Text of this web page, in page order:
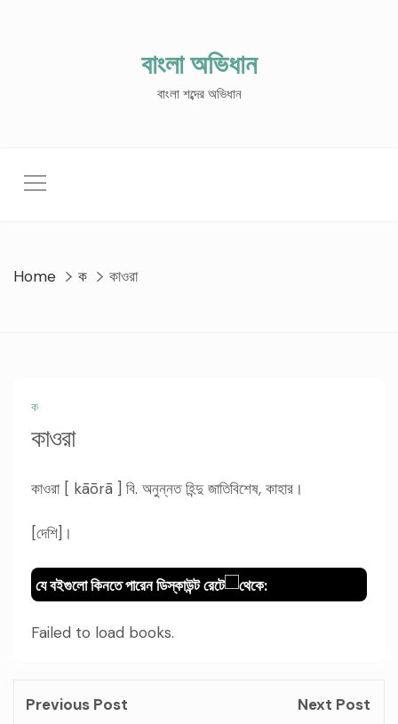
বাংলা অভিধান
বাংলা শব্দের অভিধান
Home ক কাওরা
ক
কাওরা
কাওরা [ kāōrā ] বি. অনুন্নত হিন্দু জাতিবিশেষ, কাহার।
[দেশি]।
যে বইগুলো কিনতে পারেন ডিস্কাউন্ট রেটে থেকে:
Failed to load books.
Previous Post
Next Post